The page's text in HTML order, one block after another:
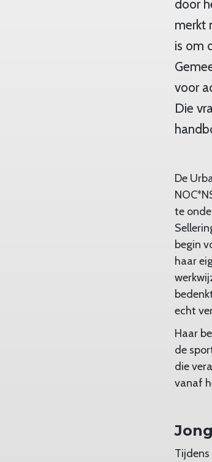
door
merkt
is om
voor
Die
De
te
begin
haar
echt
Haar
de
die
vanaf